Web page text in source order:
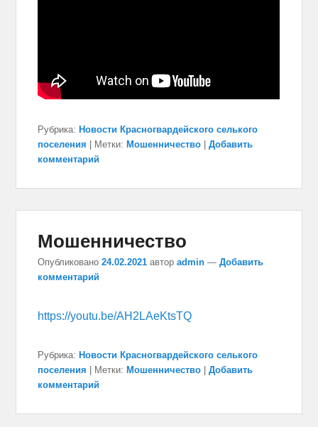
Рубрика: Новости Красногвардейского селького
поселения
Метки: Мошенничество |Добавить
комментарий
Мошенничество
Опубликовано24.02.2021 авторadmin —Добавить
комментарий
https://youtu.be/AH2LAeKtsTQ
Рубрика: Новости Красногвардейского селького
поселения
Метки: Мошенничество |Добавить
комментарий